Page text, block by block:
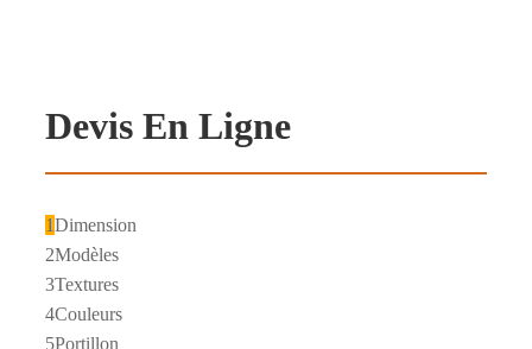
Devis En Ligne
1Dimension
2Modèles
3Textures
4Couleurs
5Portillon